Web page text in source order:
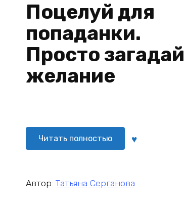
Поцелуй для
попаданки.
Просто загадай
желание
Читать полностью
Автор: Татьяна Серганова